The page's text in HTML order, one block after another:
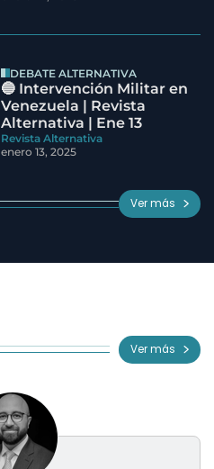
DEBATE ALTERNATIVA
🔵 Intervención Militar en
Venezuela | Revista
Alternativa | Ene 13
Revista Alternativa
enero 13, 2025
Ver más
Ver más